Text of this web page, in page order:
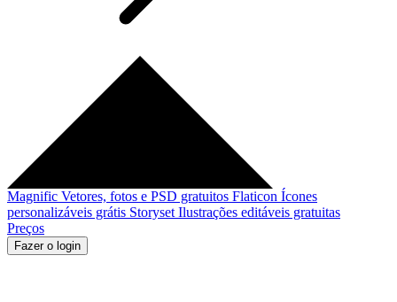
Magnific Vetores, fotos e PSD gratuitos Flaticon Ícones
personalizáveis grátis Storyset Ilustrações editáveis gratuitas
Preços
Fazer o login